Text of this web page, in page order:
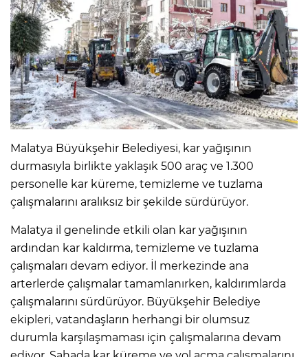
Malatya Büyükşehir Belediyesi, kar yağışının
durmasıyla birlikte yaklaşık 500 araç ve 1.300
personelle kar küreme, temizleme ve tuzlama
çalışmalarını aralıksız bir şekilde sürdürüyor.
Malatya il genelinde etkili olan kar yağışının
ardından kar kaldırma, temizleme ve tuzlama
çalışmaları devam ediyor. İl merkezinde ana
arterlerde çalışmalar tamamlanırken, kaldırımlarda
çalışmalarını sürdürüyor. Büyükşehir Belediye
ekipleri, vatandaşların herhangi bir olumsuz
durumla karşılaşmaması için çalışmalarına devam